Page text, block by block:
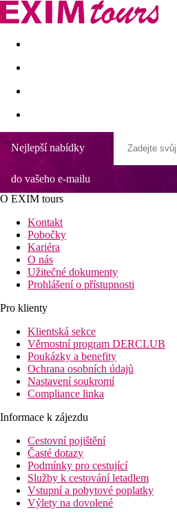
Akční nabídky Last minute
Nejlepší nabídky
do vašeho e-mailu
O EXIM tours
Kontakt
Pobočky
Kariéra
O nás
Užitečné dokumenty
Prohlášení o přístupnosti
Pro klienty
Klientská sekce
Věrnostní program DERCLUB
Poukázky a benefity
Ochrana osobních údajů
Nastavení soukromí
Compliance linka
Informace k zájezdu
Cestovní pojištění
Časté dotazy
Podmínky pro cestující
Služby k cestování letadlem
Vstupní a pobytové poplatky
Výlety na dovolené